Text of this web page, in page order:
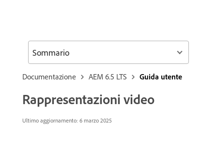
Documentazione AEM 6.5 LTS Guida utente
Rappresentazioni video
Ultimo aggiornamento: 6 marzo 2025
Sommario